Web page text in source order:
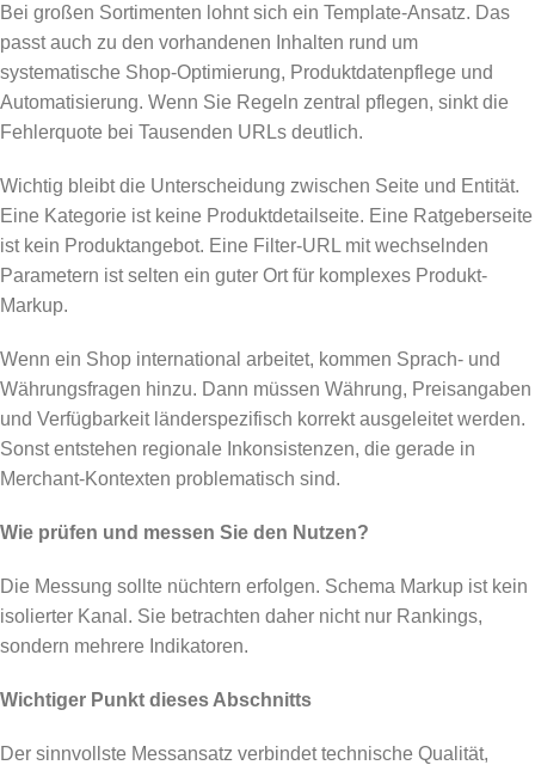
Bei großen Sortimenten lohnt sich ein Template-Ansatz. Das
passt auch zu den vorhandenen Inhalten rund um
systematische Shop-Optimierung, Produktdatenpflege und
Automatisierung. Wenn Sie Regeln zentral pflegen, sinkt die
Fehlerquote bei Tausenden URLs deutlich.
Wichtig bleibt die Unterscheidung zwischen Seite und Entität.
Eine Kategorie ist keine Produktdetailseite. Eine Ratgeberseite
ist kein Produktangebot. Eine Filter-URL mit wechselnden
Parametern ist selten ein guter Ort für komplexes Produkt-
Markup.
Wenn ein Shop international arbeitet, kommen Sprach- und
Währungsfragen hinzu. Dann müssen Währung, Preisangaben
und Verfügbarkeit länderspezifisch korrekt ausgeleitet werden.
Sonst entstehen regionale Inkonsistenzen, die gerade in
Merchant-Kontexten problematisch sind.
Wie prüfen und messen Sie den Nutzen?
Die Messung sollte nüchtern erfolgen. Schema Markup ist kein
isolierter Kanal. Sie betrachten daher nicht nur Rankings,
sondern mehrere Indikatoren.
Wichtiger Punkt dieses Abschnitts
Der sinnvollste Messansatz verbindet technische Qualität,